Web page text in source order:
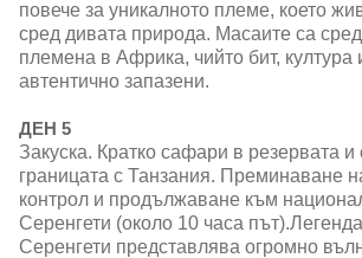
повече за уникалното племе, което
сред дивата природа. Масаите са
племена в Африка, чийто бит, култура
автентично запазени.
ДЕН 5
Закуска. Кратко сафари в резервата
границата с Танзания. Преминаване
контрол и продължаване към
Серенгети (около 10 часа
Серенгети представлява огромно